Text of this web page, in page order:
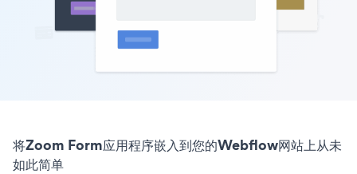
将Zoom Form应用程序嵌入到您的Webflow网站上从未
如此简单